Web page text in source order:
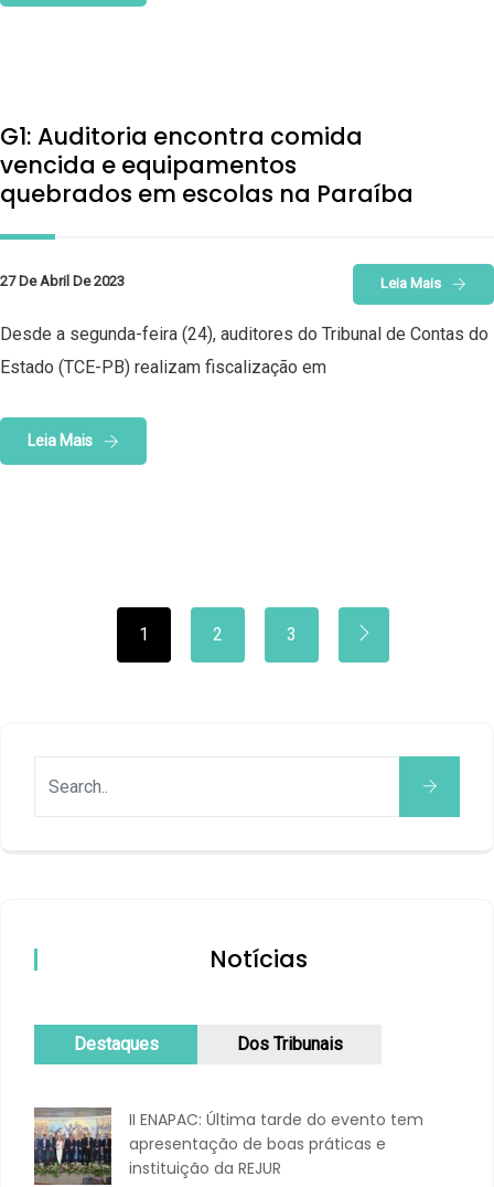
G1: Auditoria encontra comida
vencida e equipamentos
quebrados em escolas na Paraíba
27 De Abril De 2023 Leia Mais
Desde a segunda-feira (24), auditores do Tribunal de Contas do
Estado (TCE-PB) realizam fiscalização em
Leia Mais
1 2 3
Notícias
Destaques Dos Tribunais
II ENAPAC: Última tarde do evento tem
apresentação de boas práticas e
instituição da REJUR